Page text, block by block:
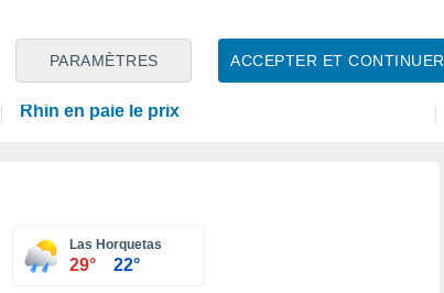
ACCEPTER ET CONTINUER
PARAMÈTRES
30 °C en octobre, 35 °C en septembre ? « L’été
n’a aucune intention de s’arrêter » – mais le
Rhin en paie le prix
Las Horquetas
29° 22°